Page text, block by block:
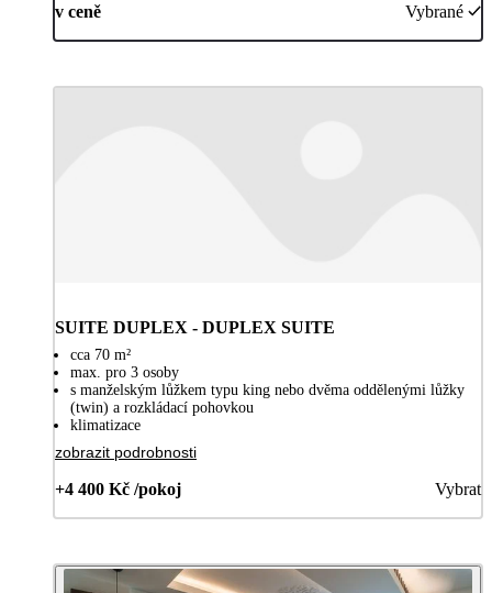
v ceně Vybrané
SUITE DUPLEX - DUPLEX SUITE
cca 70 m²
max. pro 3 osoby
s manželským lůžkem typu king nebo dvěma oddělenými lůžky
(twin) a rozkládací pohovkou
klimatizace
zobrazit podrobnosti
+4 400 Kč /pokoj Vybrat